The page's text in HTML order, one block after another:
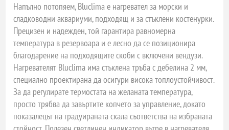
Напълно потопяем, Bluclima е нагревател за морски и
сладководни аквариуми, подходящ и за стъклени костенурки.
Прецизен и надежден, той гарантира равномерна
температура в резервоара и е лесно да се позиционира
благодарение на подходящите скоби с включени вендузи.
Нагревателят Bluclima има стъклена тръба с дебелина 2 мм,
специално проектирана да осигури висока топлоустойчивост.
За да регулирате термостата на желаната температура,
просто трябва да завъртите копчето за управление, докато
показалецът на градуираната скала съответства на избраната